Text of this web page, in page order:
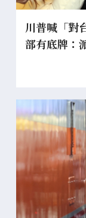
川普喊「對
部有底牌：